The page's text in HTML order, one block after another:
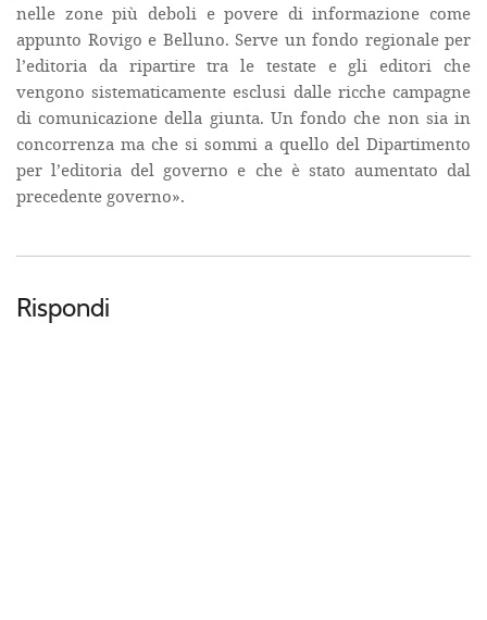
nelle zone più deboli e povere di informazione come
appunto Rovigo e Belluno. Serve un fondo regionale per
l’editoria da ripartire tra le testate e gli editori che
vengono sistematicamente esclusi dalle ricche campagne
di comunicazione della giunta. Un fondo che non sia in
concorrenza ma che si sommi a quello del Dipartimento
per l’editoria del governo e che è stato aumentato dal
precedente governo».
Rispondi